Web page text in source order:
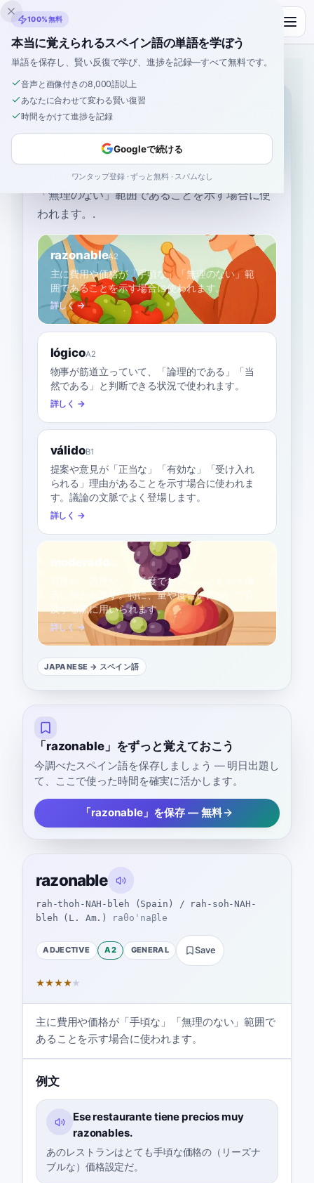
Inklingo
「妥当な」のスペイン語
の最も一般的なスペイン語は“
razonable”—主に費用や価格が「手頃な」
「無理のない」範囲であることを示す場合に使
われます。 .
razonableA2
主に費用や価格が「手頃な」「無理のない」範
囲であることを示す場合に使われます。
詳しく →
lógicoA2
物事が筋道立っていて、「論理的である」「当
然である」と判断できる状況で使われます。
詳しく →
válidoB1
提案や意見が「正当な」「有効な」「受け入れ
られる」理由があることを示す場合に使われま
す。議論の文脈でよく登場します。
詳しく →
程度が「適度な」「過度でない」ことを示す場
合に使われます。特に、量や度合いについて言
及する際に用いられます。
詳しく →
JAPANESE → スペイン語
「razonable」をずっと覚えておこう
今調べたスペイン語を保存しましょう — 明日出題し
て、ここで使った時間を確実に活かします。
「razonable」を保存 — 無料
razonable
rah-thoh-NAH-bleh (Spain) / rah-soh-NAH-
bleh (L. Am.)
raθoˈnaβle
ADJECTIVE A2 GENERAL Save
★★★★★
主に費用や価格が「手頃な」「無理のない」範囲で
あることを示す場合に使われます。
例文
Ese restaurante tiene precios muy
razonables.
あのレストランはとても手頃な価格の（リーズナ
ブルな）価格設定だ。
100%無料
本当に覚えられるスペイン語の単語を学ぼう
単語を保存し、賢い反復で学び、進捗を記録—すべて無料です。
音声と画像付きの8,000語以上
あなたに合わせて変わる賢い復習
時間をかけて進捗を記録
Googleで続ける
ワンタップ登録 · ずっと無料 · スパムなし